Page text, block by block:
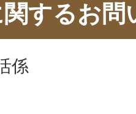
するお問
係